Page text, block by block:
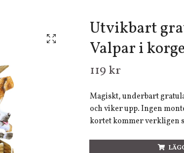
Utvikbart
Valpar i
119 kr
Magiskt, underbart
och viker upp. Ingen
kortet kommer verkligen